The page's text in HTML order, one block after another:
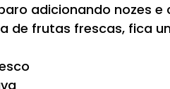
adicionando nozes e
de frutas frescas, fica